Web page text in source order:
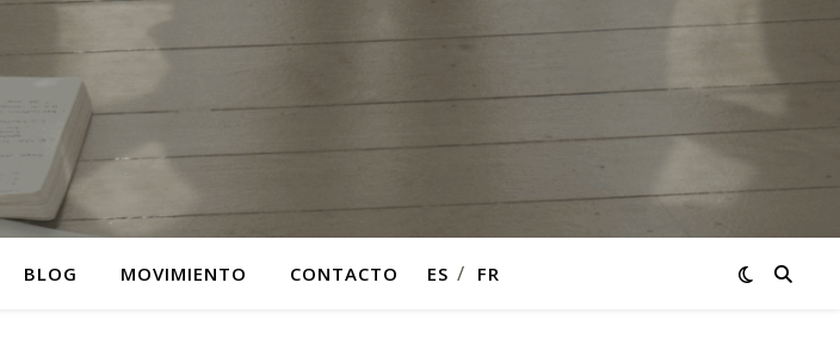
BLOG MOVIMIENTO CONTACTO ES FR